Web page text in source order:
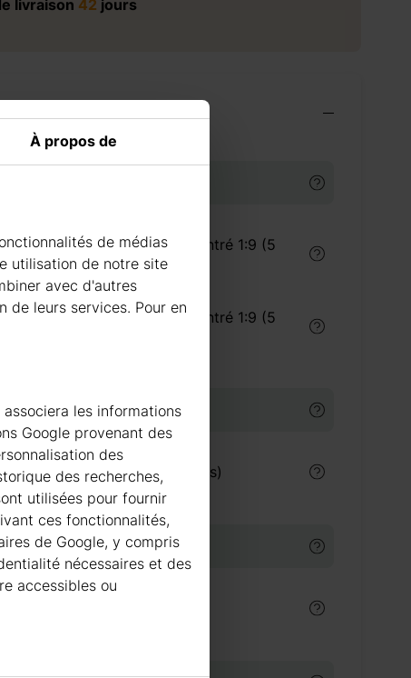
livraison 42 jours
Traitement du bois concentré 1:9 (5
litres) intérieur
Traitement du bois concentré 1:9 (5
Peinture Villa Akva (9 litres)
BITUMINEUSES
À propos de
de médias
utilisation de notre site
avec d'autres
de leurs services. Pour en
les informations
Google provenant des
des
des recherches,
utilisées pour fournir
ces fonctionnalités,
de Google, y compris
nécessaires et des
accessibles ou